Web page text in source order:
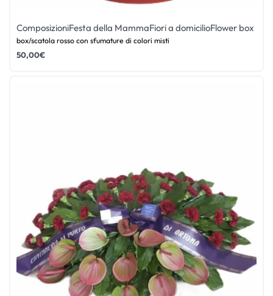
ComposizioniFesta della MammaFiori a domicilioFlower box
box/scatola rosso con sfumature di colori misti
50,00€